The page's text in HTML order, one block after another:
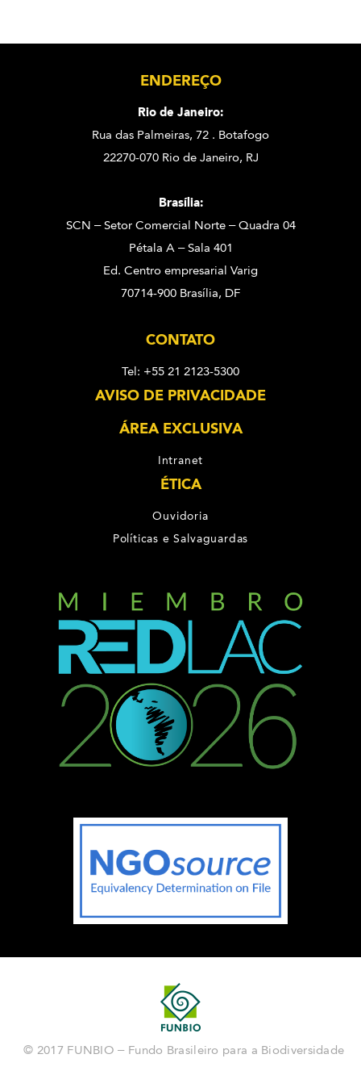
ENDEREÇO
Rio de Janeiro:
Rua das Palmeiras, 72 . Botafogo
22270-070 Rio de Janeiro, RJ
Brasília:
SCN – Setor Comercial Norte – Quadra 04
Pétala A – Sala 401
Ed. Centro empresarial Varig
70714-900 Brasília, DF
CONTATO
Tel: +55 21 2123-5300
AVISO DE PRIVACIDADE
ÁREA EXCLUSIVA
Intranet
ÉTICA
Ouvidoria
Políticas e Salvaguardas
© 2017 FUNBIO – Fundo Brasileiro para a Biodiversidade